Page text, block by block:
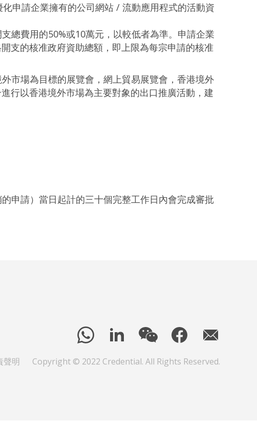
申請企業擁有的公司網站 / 流動應用程式的活動資
總費用的50%或10萬元，以較低者為準。申請企業
支的核准政府資助總額，即上限為每宗申請的核准
市場為目標的展覽會，網上貿易展覽會，香港境外
行以香港境外市場為主要對象的出口推廣活動，建
申請）當日起計的三十個完整工作日內會完成審批
聲明 Copyright © 2022 Credential. All Rights Reserved.